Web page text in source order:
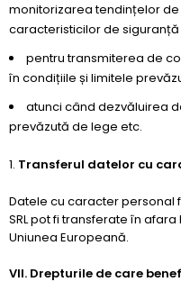
monitorizarea tendințelor
caracteristicilor de
pentru transmiterea de
în condițiile și limitele
atunci când dezvăluirea
prevăzută de lege etc.
Transferul datelor cu
Datele cu caracter personal
SRL pot fi transferate în
Uniunea Europeană.
VII. Drepturile de care